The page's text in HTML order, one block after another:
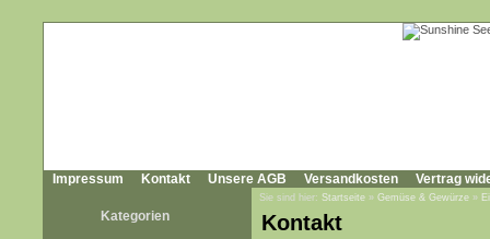
Impressum Kontakt Unsere AGB Versandkosten Vertrag
Kategorien
Sie sind hier: Startseite » Gemüse & Gewürze »
Kontakt